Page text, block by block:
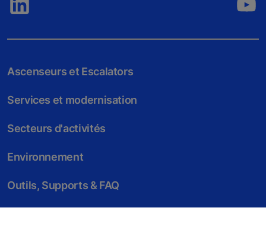
Ascenseurs et Escalators
Services et modernisation
Secteurs d'activités
Environnement
Outils, Supports & FAQ